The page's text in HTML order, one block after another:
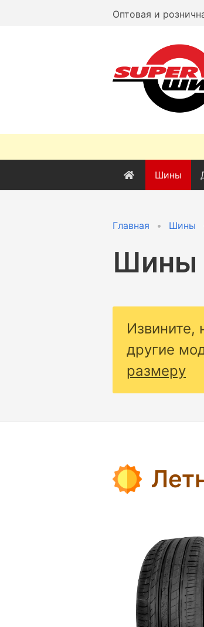
Оптовая и
Шины
Главная Шины
Шины
Извините,
другие
размеру